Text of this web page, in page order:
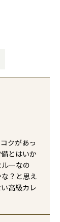
クがあっ
とはいか
ーなの
？と思え
高級カレ